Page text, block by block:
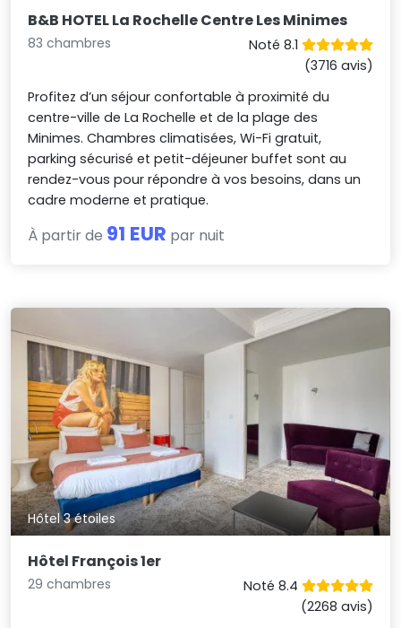
B&B HOTEL La Rochelle Centre Les Minimes
83 chambres
Noté 8.1
(3716 avis)
Profitez d’un séjour confortable à proximité du
centre-ville de La Rochelle et de la plage des
Minimes. Chambres climatisées, Wi-Fi gratuit,
parking sécurisé et petit-déjeuner buffet sont au
rendez-vous pour répondre à vos besoins, dans un
cadre moderne et pratique.
À partir de 91 EUR par nuit
Hôtel 3 étoiles
Hôtel François 1er
29 chambres
Noté 8.4
(2268 avis)